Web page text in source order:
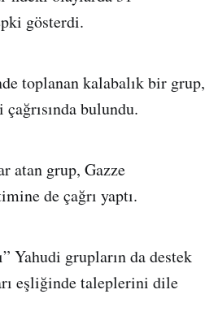
gösterdi.
toplanan kalabalık bir grup,
bulundu.
atan grup, Gazze
de çağrı yaptı.
Yahudi grupların da destek
eşliğinde taleplerini dile